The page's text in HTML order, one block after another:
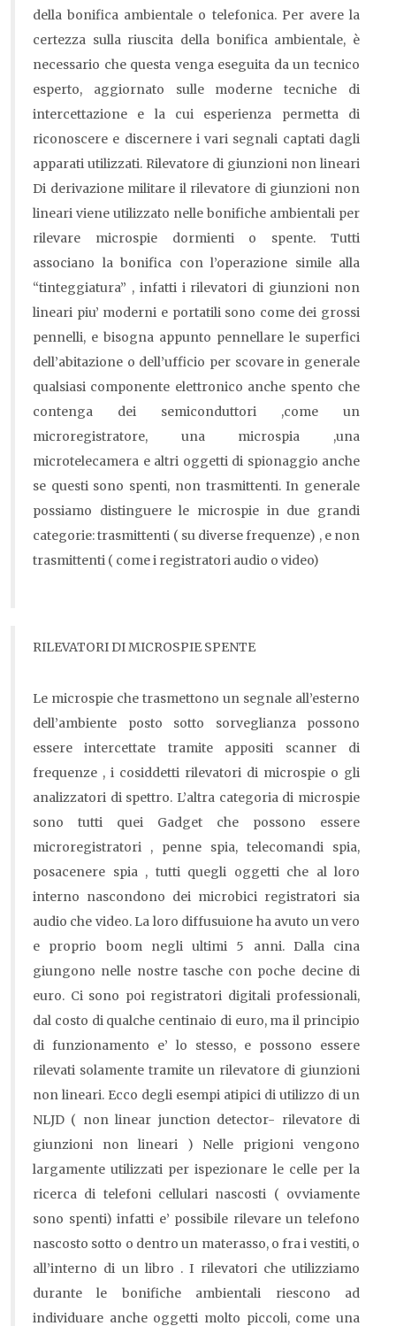
della bonifica ambientale o telefonica. Per avere la
certezza sulla riuscita della bonifica ambientale, è
necessario che questa venga eseguita da un tecnico
esperto, aggiornato sulle moderne tecniche di
intercettazione e la cui esperienza permetta di
riconoscere e discernere i vari segnali captati dagli
apparati utilizzati. Rilevatore di giunzioni non lineari
Di derivazione militare il rilevatore di giunzioni non
lineari viene utilizzato nelle bonifiche ambientali per
rilevare microspie dormienti o spente. Tutti
associano la bonifica con l’operazione simile alla
“tinteggiatura” , infatti i rilevatori di giunzioni non
lineari piu’ moderni e portatili sono come dei grossi
pennelli, e bisogna appunto pennellare le superfici
dell’abitazione o dell’ufficio per scovare in generale
qualsiasi componente elettronico anche spento che
contenga dei semiconduttori ,come un
microregistratore, una microspia ,una
microtelecamera e altri oggetti di spionaggio anche
se questi sono spenti, non trasmittenti. In generale
possiamo distinguere le microspie in due grandi
categorie: trasmittenti ( su diverse frequenze) , e non
trasmittenti ( come i registratori audio o video)
RILEVATORI DI MICROSPIE SPENTE
Le microspie che trasmettono un segnale all’esterno
dell’ambiente posto sotto sorveglianza possono
essere intercettate tramite appositi scanner di
frequenze , i cosiddetti rilevatori di microspie o gli
analizzatori di spettro. L’altra categoria di microspie
sono tutti quei Gadget che possono essere
microregistratori , penne spia, telecomandi spia,
posacenere spia , tutti quegli oggetti che al loro
interno nascondono dei microbici registratori sia
audio che video. La loro diffusuione ha avuto un vero
e proprio boom negli ultimi 5 anni. Dalla cina
giungono nelle nostre tasche con poche decine di
euro. Ci sono poi registratori digitali professionali,
dal costo di qualche centinaio di euro, ma il principio
di funzionamento e’ lo stesso, e possono essere
rilevati solamente tramite un rilevatore di giunzioni
non lineari. Ecco degli esempi atipici di utilizzo di un
NLJD ( non linear junction detector- rilevatore di
giunzioni non lineari ) Nelle prigioni vengono
largamente utilizzati per ispezionare le celle per la
ricerca di telefoni cellulari nascosti ( ovviamente
sono spenti) infatti e’ possibile rilevare un telefono
nascosto sotto o dentro un materasso, o fra i vestiti, o
all’interno di un libro . I rilevatori che utilizziamo
durante le bonifiche ambientali riescono ad
individuare anche oggetti molto piccoli, come una